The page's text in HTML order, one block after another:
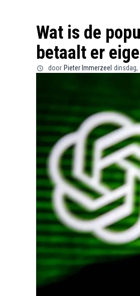
Wat is de
betaalt er
door Pieter Immerzeel dinsdag,